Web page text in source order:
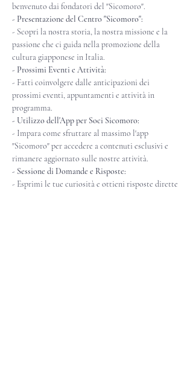
benvenuto dai fondatori del "Sicomoro".
- Presentazione del Centro "Sicomoro":
- Scopri la nostra storia, la nostra missione e la
passione che ci guida nella promozione della
cultura giapponese in Italia.
- Prossimi Eventi e Attività:
- Fatti coinvolgere dalle anticipazioni dei
prossimi eventi, appuntamenti e attività in
programma.
- Utilizzo dell'App per Soci Sicomoro:
- Impara come sfruttare al massimo l'app
"Sicomoro" per accedere a contenuti esclusivi e
rimanere aggiornato sulle nostre attività.
- Sessione di Domande e Risposte:
- Esprimi le tue curiosità e ottieni risposte dirette